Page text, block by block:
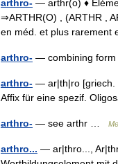
arthro- — arthr(o) ♦
⇒ARTHR(O) , (ARTHR ,
en méd. et plus
arthro- — combining
arthro- — ar|th|ro [griech.
Affix für eine spezif.
arthro- — see arthr …
arthro... — ar|thro...,